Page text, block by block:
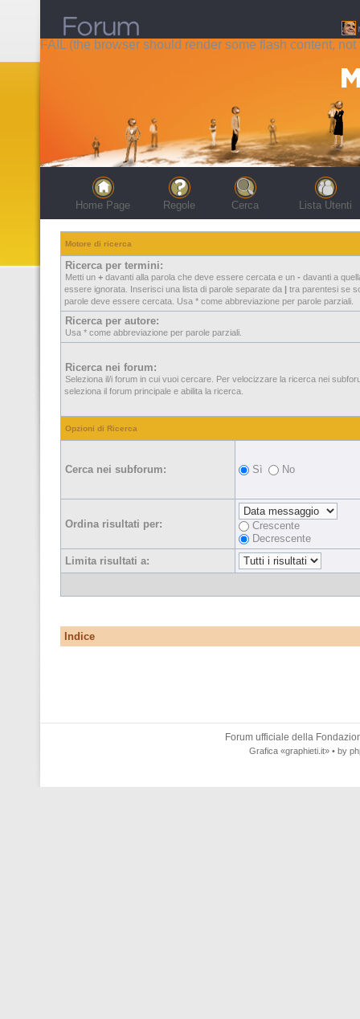
FAIL (the browser should render some flash content, not
Home Page Regole Cerca Lista Utenti
Motore di ricerca
Ricerca per termini:
Metti un + davanti alla parola che deve essere cercata e un - davanti a
essere ignorata. Inserisci una lista di parole separate da | tra parentesi se
parole deve essere cercata. Usa * come abbreviazione per parole parziali.
Ricerca per autore:
Usa * come abbreviazione per parole parziali.
Ricerca nei forum:
Seleziona il/i forum in cui vuoi cercare. Per velocizzare la ricerca nei
seleziona il forum principale e abilita la ricerca.
Opzioni di Ricerca
Cerca nei subforum: Sì No
Ordina risultati per:
Crescente
Decrescente
Limita risultati a:
Indice
Forum ufficiale della
Grafica «graphieti.it» • by